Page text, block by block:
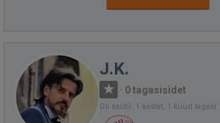
J.K.
· 0 tagasisidet
Oli saidil: 1 aastat, 1 kuud tagasi